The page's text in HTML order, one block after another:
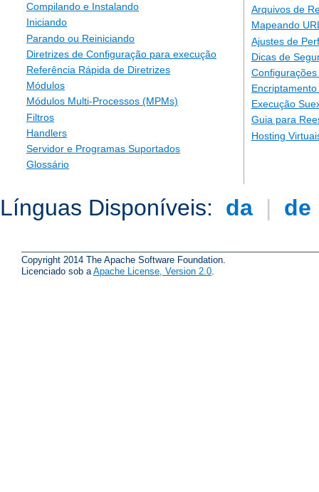
Compilando e Instalando
Iniciando
Parando ou Reiniciando
Diretrizes de Configuração para execução
Referência Rápida de Diretrizes
Módulos
Módulos Multi-Processos (MPMs)
Filtros
Handlers
Servidor e Programas Suportados
Glossário
Arquivos de
Mapeando
Ajustes de
Dicas de
Execução
Guia para
Hosting
Línguas Disponíveis: da | de
Copyright 2014 The Apache Software Foundation.
Licenciado sob a Apache License, Version 2.0